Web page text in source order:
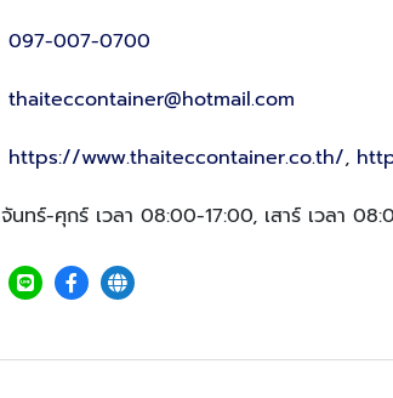
097-007-0700
thaiteccontainer@hotmail.com
https://www.thaiteccontainer.co.th/,
จันทร์-ศุกร์ เวลา 08:00-17:00, เสาร์ เวลา